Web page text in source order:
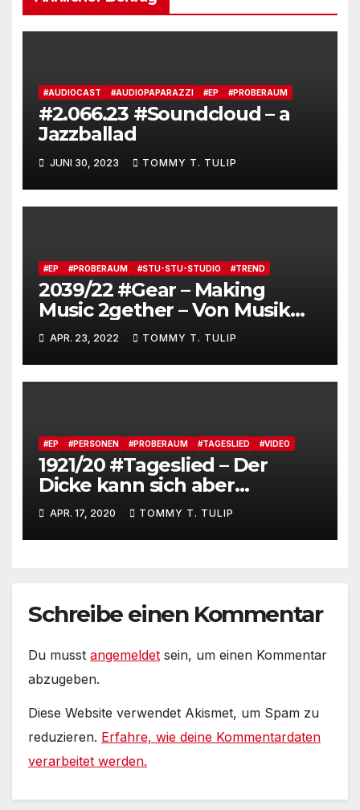
#AUDIOCAST #AUDIOPAPARAZZI #EP #PROBERAUM
#2.066.23 #Soundcloud – a
Jazzballad
JUNI 30, 2023 TOMMY T. TULIP
#EP #PROBERAUM #STU-STU-STUDIO #TREND
2039/22 #Gear – Making
Music 2gether – Von Musik
machen via Serverplattform
APR. 23, 2022 TOMMY T. TULIP
#EP #PERSONEN #PROBERAUM #TAGESLIED #VIDEO
1921/20 #Tageslied – Der
Dicke kann sich aber
aufregen. – Aber das ist ´n
ganz Geiler
#AndreasKümmert
APR. 17, 2020 TOMMY T. TULIP
Schreibe einen Kommentar
Du musst angemeldet sein, um einen Kommentar
abzugeben.
Diese Website verwendet Akismet, um Spam zu
reduzieren. Erfahre, wie deine Kommentardaten
verarbeitet werden.